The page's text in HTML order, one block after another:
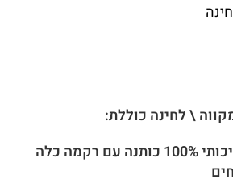
\ לחינה כוללת:
1. חלוק מגבת איכותי 100% כותנה עם רקמה כלה